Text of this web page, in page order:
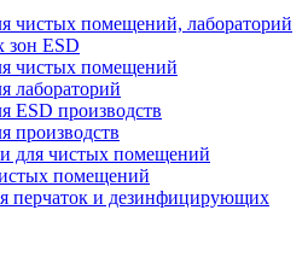
чистых помещений, лабораторий
зон ESD
чистых помещений
лабораторий
ESD производств
производств
для чистых помещений
помещений
перчаток и дезинфицирующих